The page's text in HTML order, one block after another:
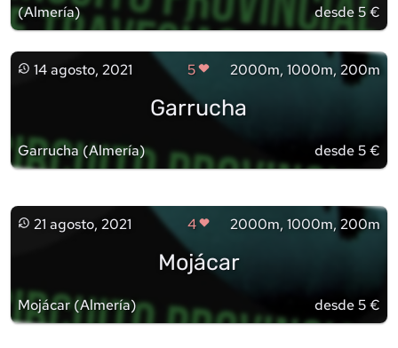
(Almería) desde 5 €
14 agosto, 2021 5 2000m, 1000m, 200m
Garrucha
Garrucha (Almería) desde 5 €
21 agosto, 2021 4 2000m, 1000m, 200m
Mojácar
Mojácar (Almería) desde 5 €